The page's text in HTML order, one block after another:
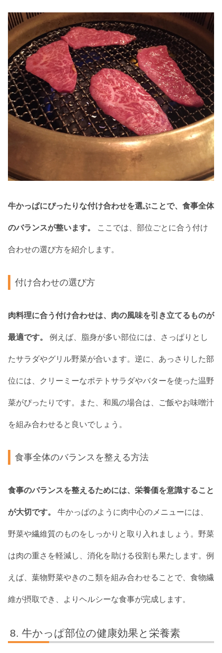
牛かっぱにぴったりな付け合わせを選ぶことで、食事全体
のバランスが整います。 ここでは、部位ごとに合う付け
合わせの選び方を紹介します。
付け合わせの選び方
肉料理に合う付け合わせは、肉の風味を引き立てるものが
最適です。 例えば、脂身が多い部位には、さっぱりとし
たサラダやグリル野菜が合います。逆に、あっさりした部
位には、クリーミーなポテトサラダやバターを使った温野
菜がぴったりです。また、和風の場合は、ご飯やお味噌汁
を組み合わせると良いでしょう。
食事全体のバランスを整える方法
食事のバランスを整えるためには、栄養価を意識すること
が大切です。 牛かっぱのように肉中心のメニューには、
野菜や繊維質のものをしっかりと取り入れましょう。野菜
は肉の重さを軽減し、消化を助ける役割も果たします。例
えば、葉物野菜やきのこ類を組み合わせることで、食物繊
維が摂取でき、よりヘルシーな食事が完成します。
牛かっぱ部位の健康効果と栄養素